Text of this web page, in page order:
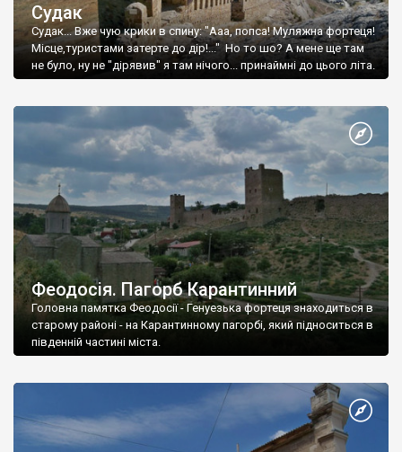
Судак
Судак... Вже чую крики в спину: "Ааа, попса! Муляжна фортеця!
Місце,туристами затерте до дір!..." Но то шо? А мене ще там
не було, ну не "дірявив" я там нічого... принаймні до цього літа.
Феодосія. Пагорб Карантинний
Головна памятка Феодосії - Генуезька фортеця знаходиться в
старому районі - на Карантинному пагорбі, який підноситься в
південній частині міста.